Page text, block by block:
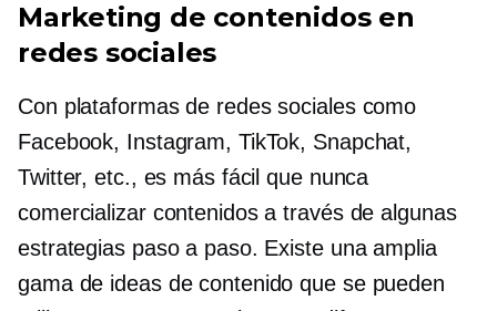
Marketing de contenidos en
redes sociales
Con plataformas de redes sociales como
Facebook, Instagram, TikTok, Snapchat,
Twitter, etc., es más fácil que nunca
comercializar contenidos a través de algunas
estrategias paso a paso. Existe una amplia
gama de ideas de contenido que se pueden